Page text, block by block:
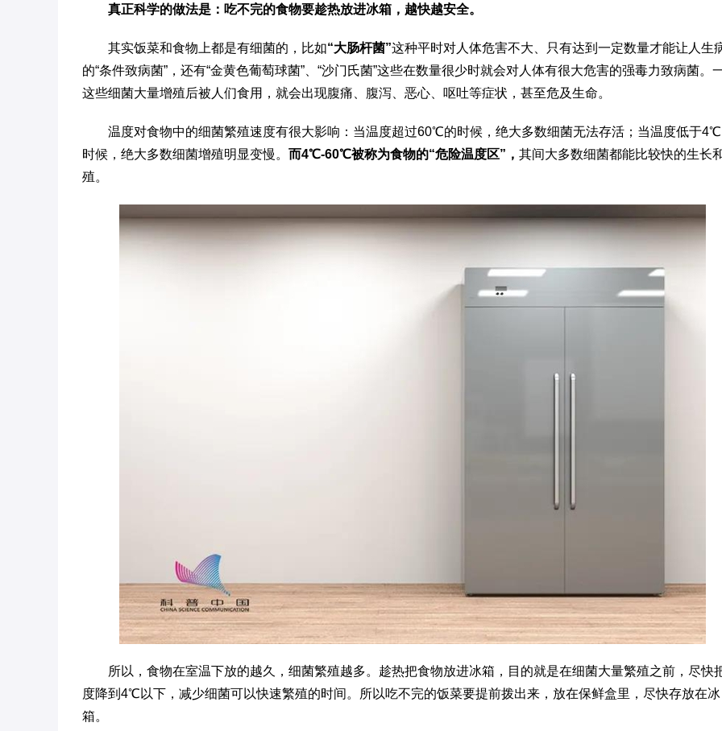
真正科学的做法是：吃不完的食物要趁热放进冰箱，越快越安全。
其实饭菜和食物上都是有细菌的，比如“大肠杆菌”这种平时对人体危害不大、只有达到一定数量才能让人生
的“条件致病菌”，还有“金黄色葡萄球菌”、“沙门氏菌”这些在数量很少时就会对人体有很大危害的强毒力致病菌。
这些细菌大量增殖后被人们食用，就会出现腹痛、腹泻、恶心、呕吐等症状，甚至危及生命。
温度对食物中的细菌繁殖速度有很大影响：当温度超过60℃的时候，绝大多数细菌无法存活；当温度低于
时候，绝大多数细菌增殖明显变慢。 而4℃-60℃被称为食物的“危险温度区”， 其间大多数细菌都能比较快的生长
殖。
所以，食物在室温下放的越久，细菌繁殖越多。趁热把食物放进冰箱，目的就是在细菌大量繁殖之前，尽快
度降到4℃以下，减少细菌可以快速繁殖的时间。所以吃不完的饭菜要提前拨出来，放在保鲜盒里，尽快存放在冰
箱。